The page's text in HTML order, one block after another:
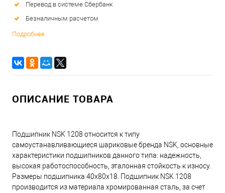
Перевод в системе Сбербанк
Безналичным расчетом
Подробнее
ОПИСАНИЕ ТОВАРА
Подшипник NSK 1208 относится к типу
самоустанавливающиеся шариковые бренда NSK, основные
характеристики подшипников данного типа: надежность,
высокая работоспособность, эталонная стойкость к износу.
Размеры подшипника 40x80x18. Подшипник NSK 1208
производится из материала хромированная сталь, за счет